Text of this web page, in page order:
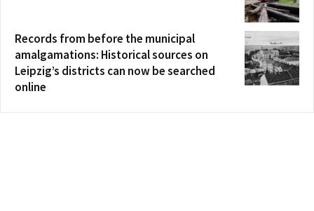
Records from before the municipal
amalgamations: Historical sources on
Leipzig’s districts can now be searched
online